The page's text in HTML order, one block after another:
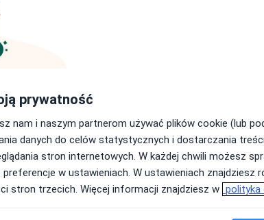
Dziś
9 Sie
Jutro
10 Sie
Wt,
11 Sie
Śr,
12 Sie
Umawianie online nie jest dostępne
prywatność
nam i naszym partnerom używać plików cookie (lub
danych do celów statystycznych i dostarczania
stron internetowych. W każdej chwili możesz
w ustawieniach. W ustawieniach znajdziesz
stron trzecich. Więcej informacji znajdziesz w polityka